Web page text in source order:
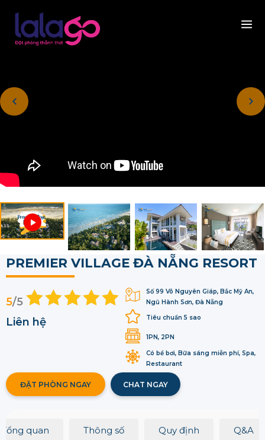
PREMIER VILLAGE ĐÀ NẴNG RESORT
Số 99 Võ Nguyên Giáp, Bắc Mỹ An,
Ngũ Hành Sơn, Đà Nẵng
Tiêu chuẩn 5 sao
1PN, 2PN
Có bể bơi, Bữa sáng miễn phí, Spa,
Restaurant
5/5
Liên hệ
ĐẶT PHÒNG NGAY CHAT NGAY
Tổng quan Thông số Quy định Q&A